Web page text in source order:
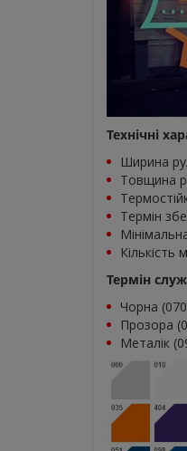
Технічні
Ширина
Товщина
Термін
Кількість
Термін
Чорна
Прозора
Металік